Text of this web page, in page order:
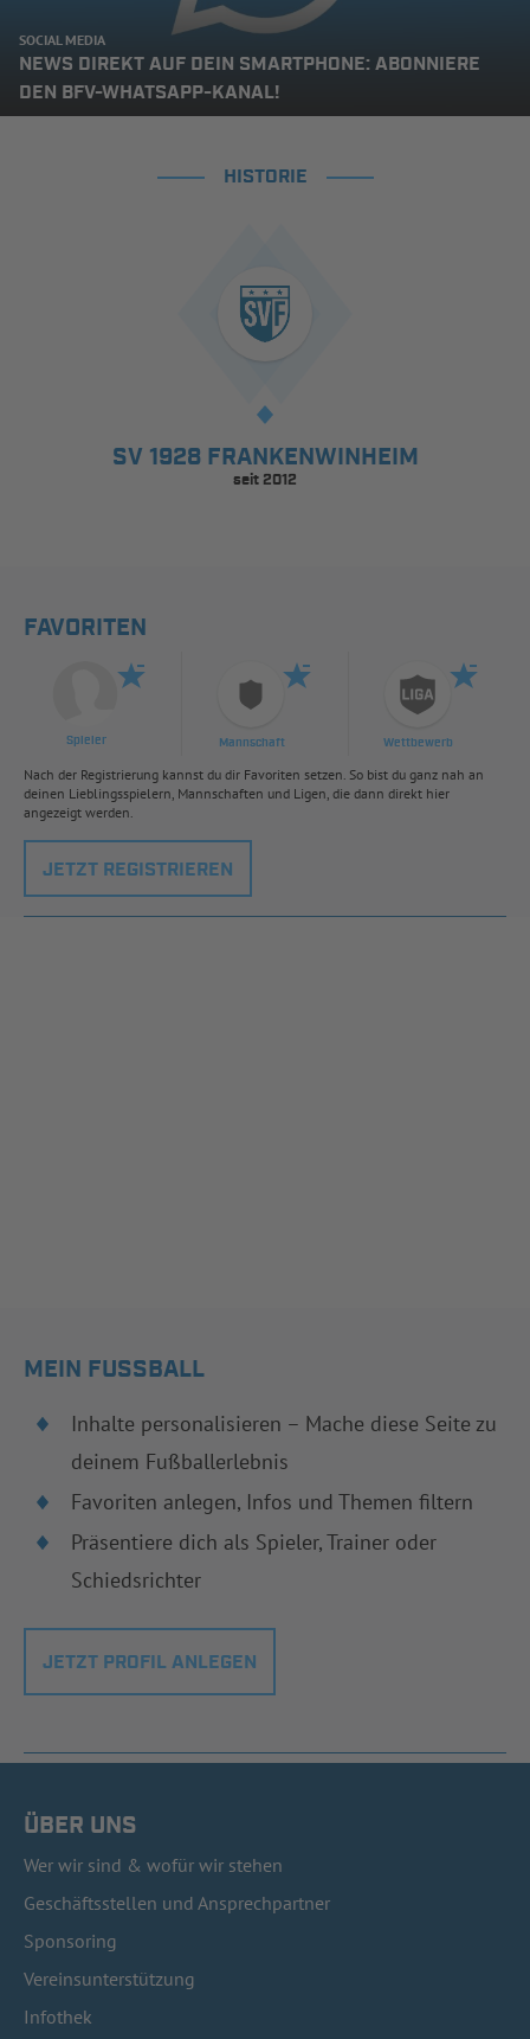
SOCIAL MEDIA
NEWS DIREKT AUF DEIN SMARTPHONE: ABONNIERE
DEN BFV-WHATSAPP-KANAL!
HISTORIE
SV 1928 FRANKENWINHEIM
seit 2012
FAVORITEN
Spieler Mannschaft Wettbewerb
Nach der Registrierung kannst du dir Favoriten setzen. So bist du ganz nah an
deinen Lieblingsspielern, Mannschaften und Ligen, die dann direkt hier
angezeigt werden.
JETZT REGISTRIEREN
MEIN FUSSBALL
Inhalte personalisieren – Mache diese Seite zu
deinem Fußballerlebnis
Favoriten anlegen, Infos und Themen filtern
Präsentiere dich als Spieler, Trainer oder
Schiedsrichter
JETZT PROFIL ANLEGEN
ÜBER UNS
Wer wir sind & wofür wir stehen
Geschäftsstellen und Ansprechpartner
Sponsoring
Vereinsunterstützung
Infothek